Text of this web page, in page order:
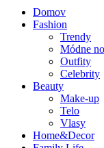
Domov
Fashion
Trendy
Módne
Outfity
Celebrity
Beauty
Make-up
Telo
Vlasy
Home&Decor